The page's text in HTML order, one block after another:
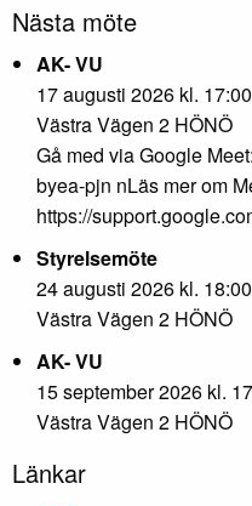
Nästa möte
AK- VU
17 augusti 2026 kl.
Västra Vägen 2 HÖNÖ
Gå med via Google
byea-pjn nLäs mer om
https://
Styrelsemöte
24 augusti 2026 kl.
Västra Vägen 2 HÖNÖ
AK- VU
15 september 2026 kl.
Västra Vägen 2 HÖNÖ
Länkar